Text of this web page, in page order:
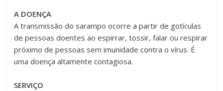
A DOENÇA
A transmissão do sarampo ocorre a partir de gotículas
de pessoas doentes ao espirrar, tossir, falar ou respirar
próximo de pessoas sem imunidade contra o vírus. É
uma doença altamente contagiosa.
SERVIÇO